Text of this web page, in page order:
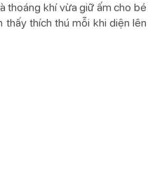
thoáng khí vừa giữ ấm cho bé
thích thú mỗi khi diện lên